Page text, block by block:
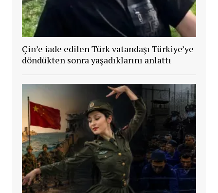
Çin’e iade edilen Türk vatandaşı Türkiye’ye
döndükten sonra yaşadıklarını anlattı